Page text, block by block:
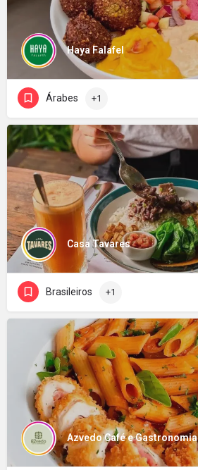
Haya Falafel
Árabes +1
Casa Tavares
Brasileiros +1
Azvedo Café e Gastronomia